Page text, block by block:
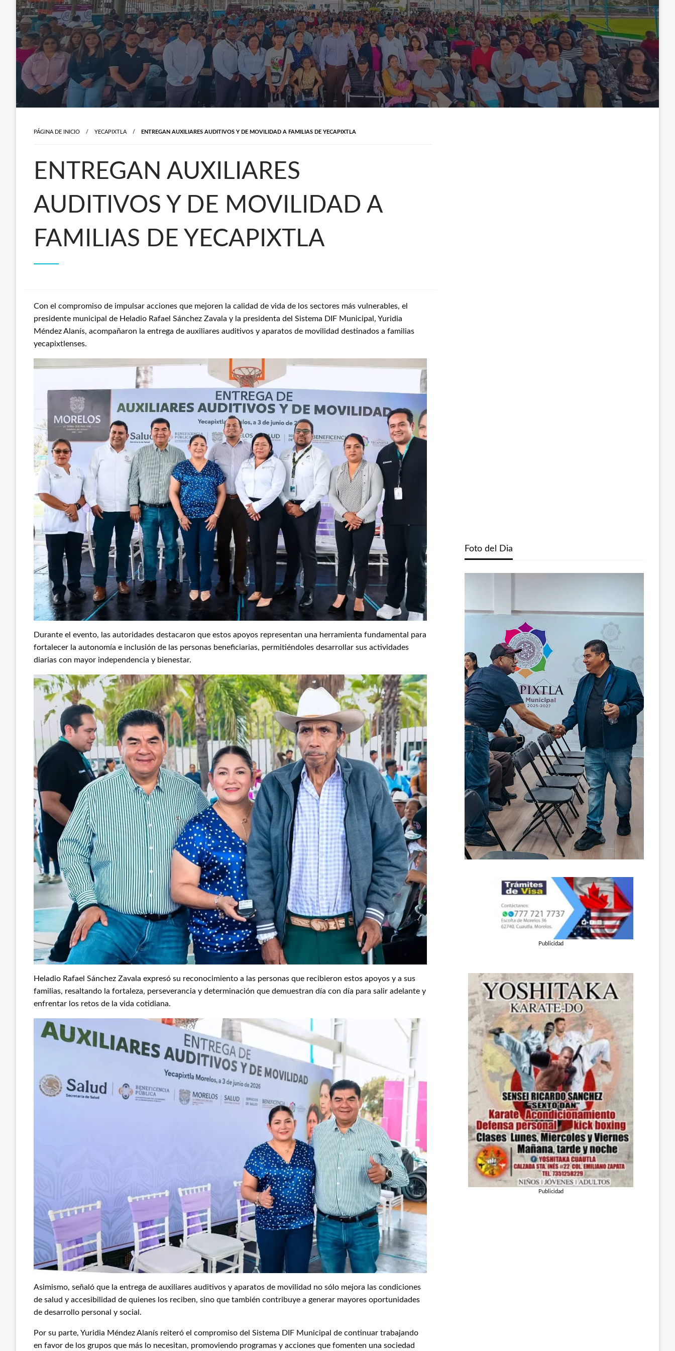
PÁGINA DE INICIO YECAPIXTLA ENTREGAN AUXILIARES AUDITIVOS Y DE MOVILIDAD A FAMILIAS DE YECAPIXTLA
ENTREGAN AUXILIARES
AUDITIVOS Y DE MOVILIDAD A
FAMILIAS DE YECAPIXTLA
Con el compromiso de impulsar acciones que mejoren la calidad de vida de los sectores más vulnerables, el
presidente municipal de Heladio Rafael Sánchez Zavala y la presidenta del Sistema DIF Municipal, Yuridia
Méndez Alanís, acompañaron la entrega de auxiliares auditivos y aparatos de movilidad destinados a familias
yecapixtlenses.
Durante el evento, las autoridades destacaron que estos apoyos representan una herramienta fundamental para
fortalecer la autonomía e inclusión de las personas beneficiarias, permitiéndoles desarrollar sus actividades
diarias con mayor independencia y bienestar.
Heladio Rafael Sánchez Zavala expresó su reconocimiento a las personas que recibieron estos apoyos y a sus
familias, resaltando la fortaleza, perseverancia y determinación que demuestran día con día para salir adelante y
enfrentar los retos de la vida cotidiana.
Asimismo, señaló que la entrega de auxiliares auditivos y aparatos de movilidad no sólo mejora las condiciones
de salud y accesibilidad de quienes los reciben, sino que también contribuye a generar mayores oportunidades
de desarrollo personal y social.
Por su parte, Yuridia Méndez Alanís reiteró el compromiso del Sistema DIF Municipal de continuar trabajando
en favor de los grupos que más lo necesitan, promoviendo programas y acciones que fomenten una sociedad
Foto del Dia
Publicidad
Publicidad